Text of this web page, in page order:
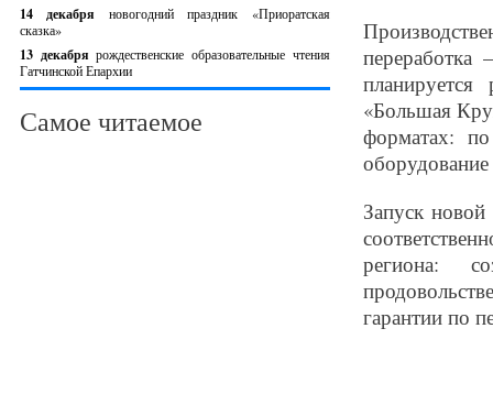
14 декабря новогодний праздник «Приоратская
сказка»
13 декабрярождественские образовательные чтения
Гатчинской Епархии
Самое читаемое
«Большая
форматах:
Запуск
региона:
гарантии по